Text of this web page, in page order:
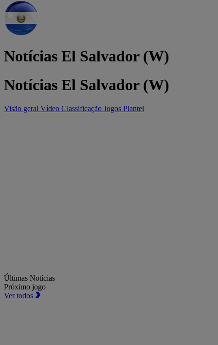
Notícias El Salvador (W)
Notícias El Salvador (W)
Visão geral Vídeo Classificação Jogos Plantel
Últimas Notícias
Próximo jogo
Ver todos